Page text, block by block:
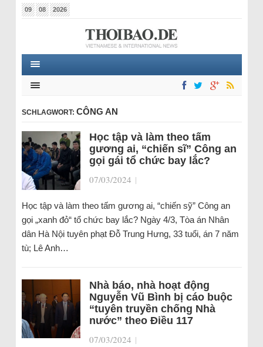
09 08 2026
SCHLAGWORT: CÔNG AN
Học tập và làm theo tấm
gương ai, “chiến sĩ” Công an
gọi gái tổ chức bay lắc?
07/03/2024 |
Học tập và làm theo tấm gương ai, “chiến sỹ” Công an
gọi „xanh đỏ“ tổ chức bay lắc? Ngày 4/3, Tòa án Nhân
dân Hà Nội tuyên phạt Đỗ Trung Hưng, 33 tuổi, án 7 năm
tù; Lê Anh…
Nhà báo, nhà hoạt động
Nguyễn Vũ Bình bị cáo buộc
“tuyên truyền chống Nhà
nước” theo Điều 117
07/03/2024 |